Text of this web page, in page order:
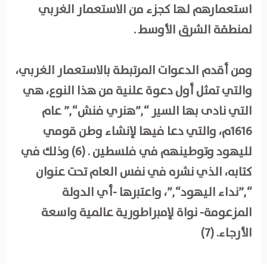
استعمارهم لها كجزء من الاستعمار الغربي
لمنطقة الشرق الأوسط .
ومن أقدم الدعوات المرتبطة بالاستعمار الغربي،
والتي تمثل أول دعوة علنية من هذا النوع، هي
التي نادى بها السير “,”هنري فنش“,” عام
1616م، والتي دعا فيها لإنشاء وطن قومي
لليهود وتوطينهم في فلسطين . (6) وذلك في
كتابه، الذي نشره في نفس العام تحت عنوان
“,”نداء اليهود“,”، واعتبرها -أي الدولة
المزعومة- نواة لإمبراطورية عالمية واسعة
الأرجاء. (7)